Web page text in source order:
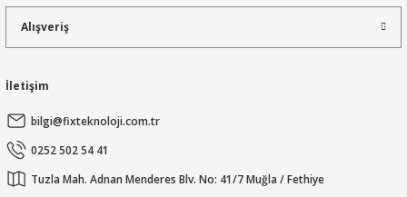
Bu ürüne benzer farklı alternatifler olmalı.
Alışveriş
İletişim
bilgi@fixteknoloji.com.tr
0252 502 54 41
Tuzla Mah. Adnan Menderes Blv. No: 41/7 Muğla / Fethiye